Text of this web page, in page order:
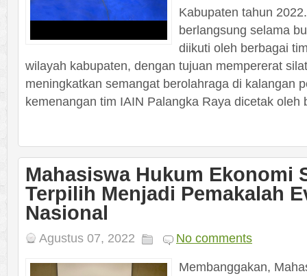
Kabupaten tahun
berlangsung selama
diikuti oleh berbagai
wilayah kabupaten, dengan tujuan mempererat
meningkatkan semangat berolahraga di kalangan
kemenangan tim IAIN Palangka Raya dicetak oleh
Mahasiswa Hukum Ekonomi
Terpilih Menjadi Pemakalah
Nasional
Agustus 07, 2022
No comments
Membanggakan,